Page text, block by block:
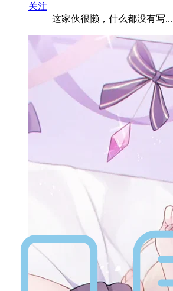
关注
这家伙很懒，什么都没有写...